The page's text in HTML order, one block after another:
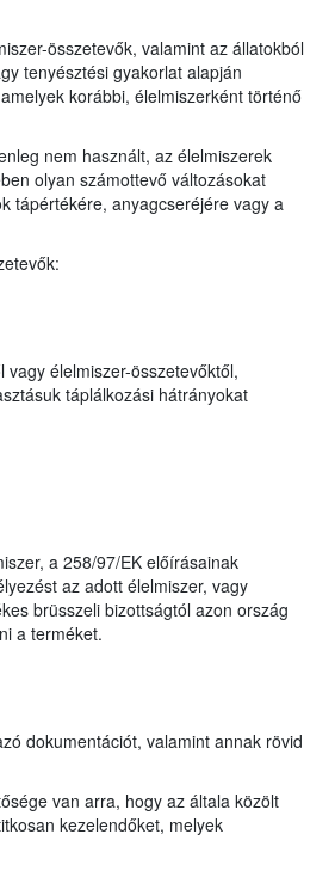
összetevők, valamint az állatokból
tenyésztési gyakorlat alapján
korábbi, élelmiszerként történő
nem használt, az élelmiszerek
olyan számottevő változásokat
tápértékére, anyagcseréjére vagy a
élelmiszer-összetevőktől,
táplálkozási hátrányokat
a 258/97/EK előírásainak
az adott élelmiszer, vagy
brüsszeli bizottságtól azon ország
a terméket.
dokumentációt, valamint annak rövid
van arra, hogy az általa közölt
kezelendőket, melyek